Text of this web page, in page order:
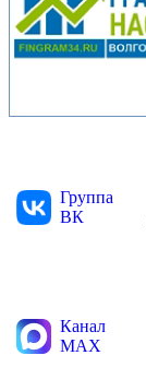
Группа
ВК
Канал
MAX